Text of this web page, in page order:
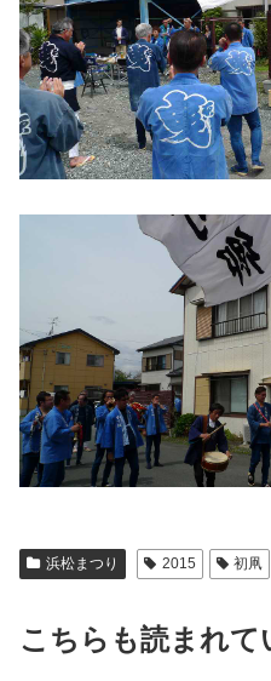
浜松まつり 2015 初凧
こちらも読まれて